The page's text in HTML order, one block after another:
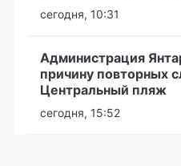
сегодня, 10:31
Администрация
причину повторных
Центральный пляж
сегодня, 15:52